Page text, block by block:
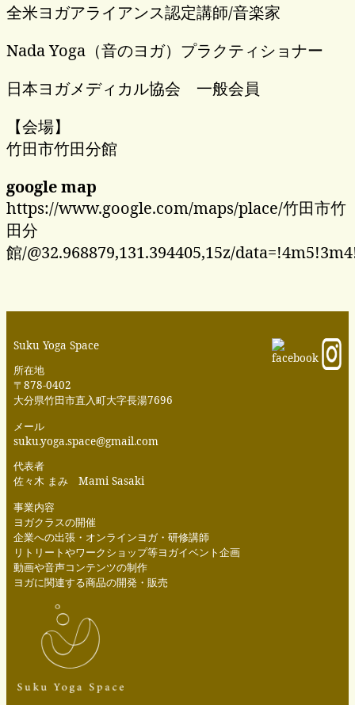
全米ヨガアライアンス認定講師/音楽家
Nada Yoga（音のヨガ）プラクティショナー
日本ヨガメディカル協会 一般会員
【会場】
竹田市竹田分館
google map
https://www.google.com/maps/place/竹田市竹
田分
館/@32.968879,131.394405,15z/
Suku Yoga Space
所在地
〒878-0402
大分県竹田市直入町大字長湯7696
メール
suku.yoga.space@gmail.com
代表者
佐々木 まみ Mami Sasaki
事業内容
ヨガクラスの開催
企業への出張・オンラインヨガ・研修講師
リトリートやワークショップ等ヨガイベント企画
動画や音声コンテンツの制作
ヨガに関連する商品の開発・販売